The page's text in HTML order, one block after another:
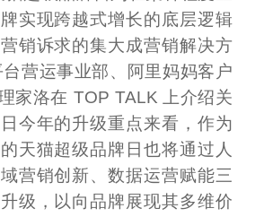
实现跨越式增长的底层逻辑
销诉求的集大成营销解决方
营运事业部、阿里妈妈客户
家洛在 TOP TALK 上介绍关
今年的升级重点来看，作为
天猫超级品牌日也将通过人
营销创新、数据运营赋能三
级，以向品牌展现其多维价